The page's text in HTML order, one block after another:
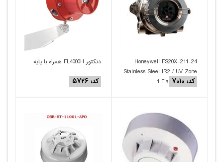
Honeywell FS20X-211-24
Stainless Steel IR2 / UV Zone
1 Flame Detector
کد: ۷۰۱۰
دتکتور FL4000H همراه با پایه
کد: ۵۷۲۶